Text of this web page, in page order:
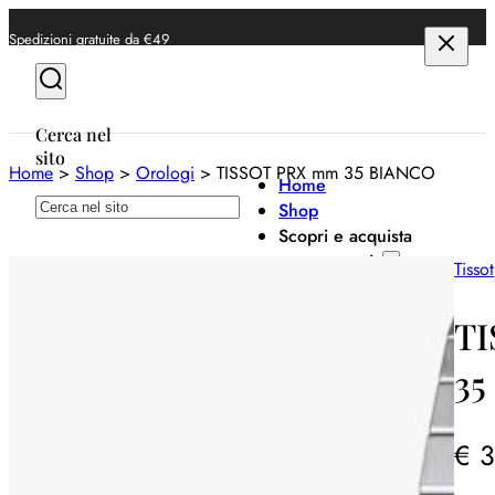
Spedizioni gratuite da €49
Cerca nel
sito
Cerca
Home
Shop
Scopri e acquista
per categoria
Home> Shop > Orologi > TISSOT PRX mm 35 BIANCO
Tissot
€